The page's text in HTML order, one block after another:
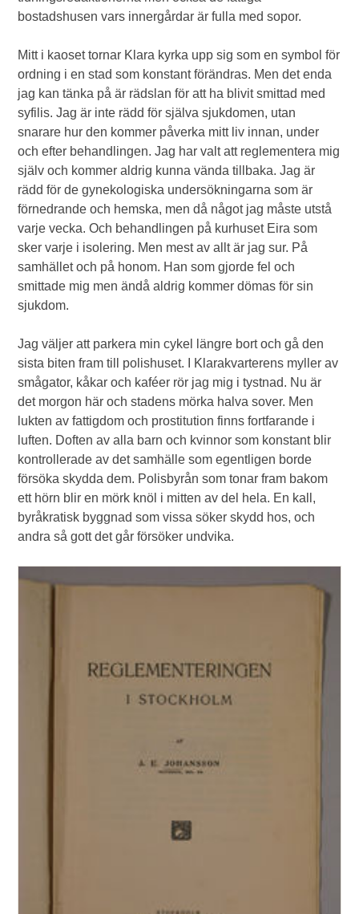
bostadshusen vars innergårdar är fulla med sopor.
Mitt i kaoset tornar Klara kyrka upp sig som en symbol för
ordning i en stad som konstant förändras. Men det enda
jag kan tänka på är rädslan för att ha blivit smittad med
syfilis. Jag är inte rädd för själva sjukdomen, utan
snarare hur den kommer påverka mitt liv innan, under
och efter behandlingen. Jag har valt att reglementera mig
själv och kommer aldrig kunna vända tillbaka. Jag är
rädd för de gynekologiska undersökningarna som är
förnedrande och hemska, men då något jag måste utstå
varje vecka. Och behandlingen på kurhuset Eira som
sker varje i isolering. Men mest av allt är jag sur. På
samhället och på honom. Han som gjorde fel och
smittade mig men ändå aldrig kommer dömas för sin
sjukdom.
Jag väljer att parkera min cykel längre bort och gå den
sista biten fram till polishuset. I Klarakvarterens myller av
smågator, kåkar och kaféer rör jag mig i tystnad. Nu är
det morgon här och stadens mörka halva sover. Men
lukten av fattigdom och prostitution finns fortfarande i
luften. Doften av alla barn och kvinnor som konstant blir
kontrollerade av det samhälle som egentligen borde
försöka skydda dem. Polisbyrån som tonar fram bakom
ett hörn blir en mörk knöl i mitten av del hela. En kall,
byråkratisk byggnad som vissa söker skydd hos, och
andra så gott det går försöker undvika.